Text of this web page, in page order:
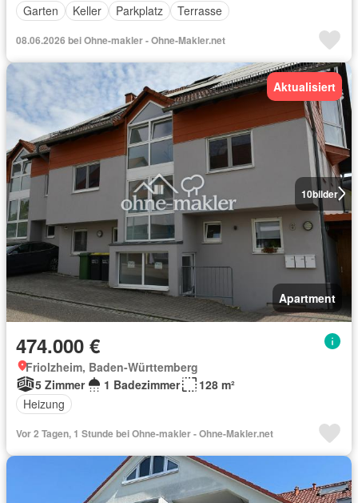
Garten
Keller Parkplatz Terrasse
08.06.2026 bei Ohne-makler - Ohne-Makler.net
10bilder
Aktualisiert
Apartment
474.000 €
Friolzheim, Baden-Württemberg
5 Zimmer
1 Badezimmer
128 m²
Heizung
Vor 2 Tagen, 1 Stunde bei Ohne-makler - Ohne-Makler.net